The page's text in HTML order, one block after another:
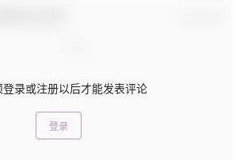
登录或注册以后才能发表评论
登录